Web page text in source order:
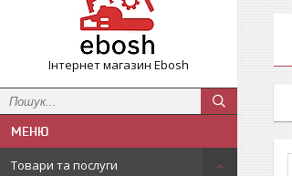
Інтернет магазин Ebosh
Товари та послуги